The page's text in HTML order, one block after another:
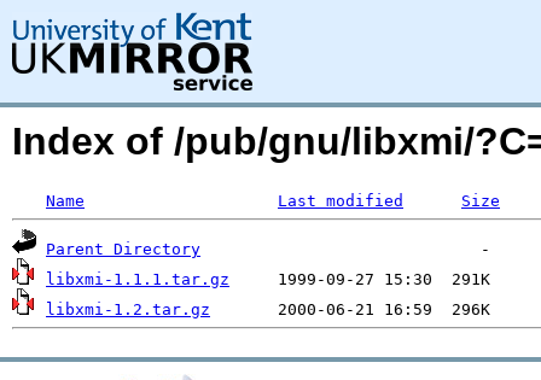
Index of /pub/gnu/libxmi/
Name Last modified Size
Parent Directory
libxmi-1.1.1.tar.gz
libxmi-1.2.tar.gz